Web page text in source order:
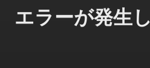
エラーが発生